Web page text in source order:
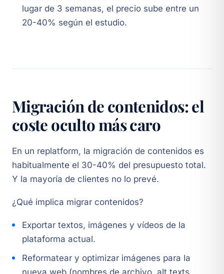
lugar de 3 semanas, el precio sube entre un
20-40% según el estudio.
Migración de contenidos: el
coste oculto más caro
En un replatform, la migración de contenidos es
habitualmente el 30-40% del presupuesto total.
Y la mayoría de clientes no lo prevé.
¿Qué implica migrar contenidos?
Exportar textos, imágenes y vídeos de la
plataforma actual.
Reformatear y optimizar imágenes para la
nueva web (nombres de archivo, alt texts,